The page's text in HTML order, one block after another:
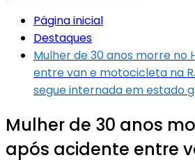
Página inicial
Destaques
Mulher de 30 anos morre no
entre van e motocicleta na
segue internada em estado
Mulher de 30 anos
após acidente entre